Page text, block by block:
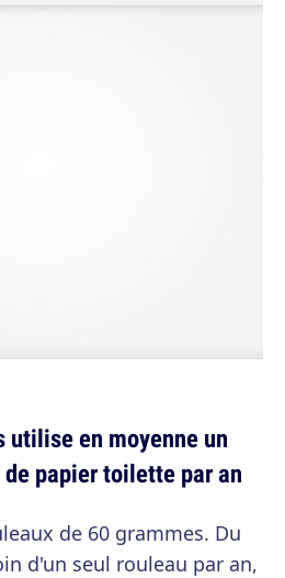
utilise en moyenne un
papier toilette par an
de 60 grammes. Du
d'un seul rouleau par an,